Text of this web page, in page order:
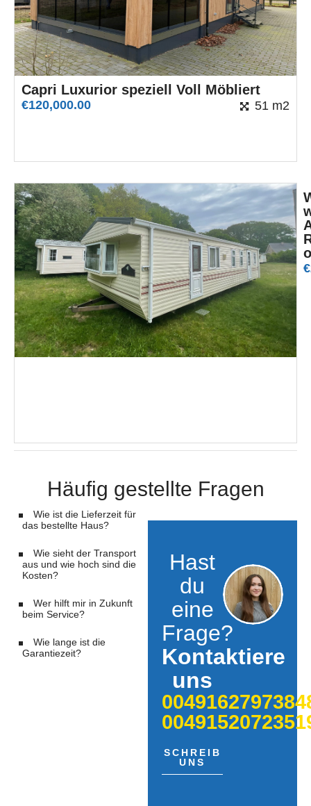
Capri Luxurior speziell Voll Möbliert
€120,000.00 51 m2
€
Häufig gestellte Fragen
Wie ist die Lieferzeit für
das bestellte Haus?
Wie sieht der Transport
aus und wie hoch sind die
Kosten?
Wer hilft mir in Zukunft
beim Service?
Wie lange ist die
Garantiezeit?
Hast
du
eine
Frage?
Kontaktiere
uns
SCHREIB
UNS